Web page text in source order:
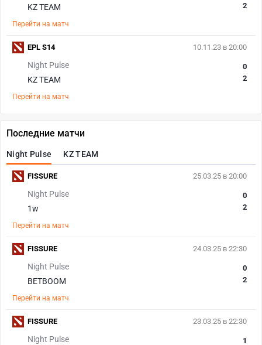
KZ TEAM
2
Перейти на матч
10.11.23 в 20:00
Night Pulse
KZ TEAM
0
2
Перейти на матч
EPL S14
Последние матчи
Night Pulse KZ TEAM
25.03.25 в 20:00
Night Pulse
1w
0
2
Перейти на матч
FISSURE
24.03.25 в 22:30
Night Pulse
BETBOOM
0
2
Перейти на матч
FISSURE
23.03.25 в 22:30
Night Pulse
1
FISSURE